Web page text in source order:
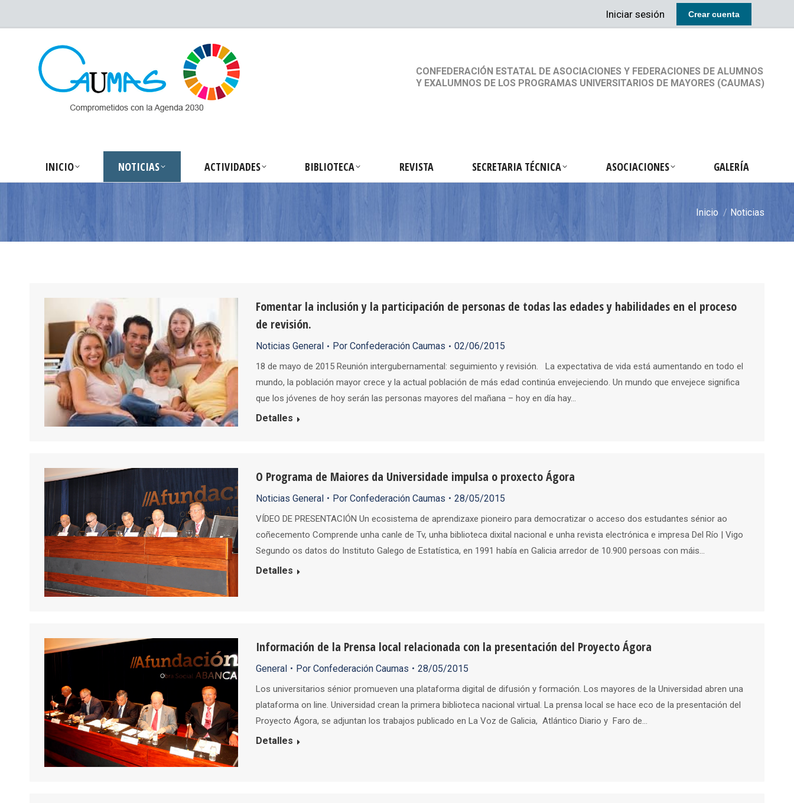
Iniciar sesión Crear cuenta
CONFEDERACIÓN ESTATAL DE ASOCIACIONES Y FEDERACIONES DE ALUMNOS
Y EXALUMNOS DE LOS PROGRAMAS UNIVERSITARIOS DE MAYORES (CAUMAS)
INICIO NOTICIAS ACTIVIDADES BIBLIOTECA REVISTA SECRETARIA TÉCNICA ASOCIACIONES GALERÍA
Inicio Noticias
Fomentar la inclusión y la participación de personas de todas las edades y habilidades en el proceso
de revisión.
Noticias General PorConfederación Caumas 02/06/2015
18 de mayo de 2015 Reunión intergubernamental: seguimiento y revisión. La expectativa de vida está aumentando en todo el
mundo, la población mayor crece y la actual población de más edad continúa envejeciendo. Un mundo que envejece significa
que los jóvenes de hoy serán las personas mayores del mañana – hoy en día hay…
Detalles
O Programa de Maiores da Universidade impulsa o proxecto Ágora
Noticias General PorConfederación Caumas 28/05/2015
VÍDEO DE PRESENTACIÓN Un ecosistema de aprendizaxe pioneiro para democratizar o acceso dos estudantes sénior ao
coñecemento Comprende unha canle de Tv, unha biblioteca dixital nacional e unha revista electrónica e impresa Del Río | Vigo
Segundo os datos do Instituto Galego de Estatística, en 1991 había en Galicia arredor de 10.900 persoas con máis…
Detalles
Información de la Prensa local relacionada con la presentación del Proyecto Ágora
General PorConfederación Caumas 28/05/2015
Los universitarios sénior promueven una plataforma digital de difusión y formación. Los mayores de la Universidad abren una
plataforma on line. Universidad crean la primera biblioteca nacional virtual. La prensa local se hace eco de la presentación del
Proyecto Ágora, se adjuntan los trabajos publicado en La Voz de Galicia, Atlántico Diario y Faro de…
Detalles